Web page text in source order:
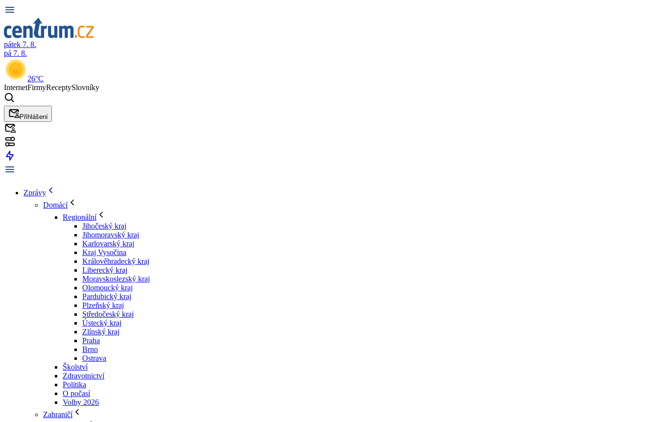
pátek 7. 8.
pá 7. 8.
26°C
InternetFirmyReceptySlovníky
Přihlášení
Zprávy
Domácí
Regionální
Jihočeský kraj
Jihomoravský kraj
Karlovarský kraj
Kraj Vysočina
Králověhradecký kraj
Liberecký kraj
Moravskoslezský kraj
Olomoucký kraj
Pardubický kraj
Plzeňský kraj
Středočeský kraj
Ústecký kraj
Zlínský kraj
Praha
Brno
Ostrava
Školství
Zdravotnictví
Politika
O počasí
Volby 2026
Zahraničí